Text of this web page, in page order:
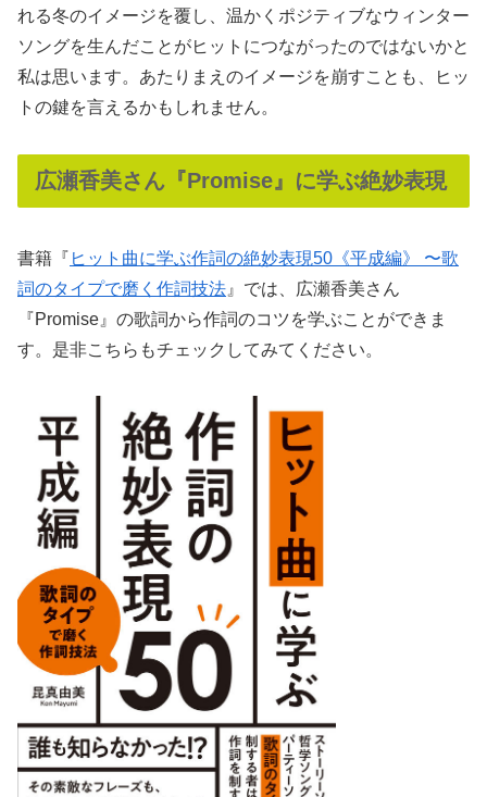
れる冬のイメージを覆し、温かくポジティブなウィンター
ソングを生んだことがヒットにつながったのではないかと
私は思います。あたりまえのイメージを崩すことも、ヒッ
トの鍵を言えるかもしれません。
広瀬香美さん『Promise』に学ぶ絶妙表現
書籍『 ヒット曲に学ぶ作詞の絶妙表現50《平成編》 〜歌
詞のタイプで磨く作詞技法 』では、広瀬香美さん
『Promise』の歌詞から作詞のコツを学ぶことができま
す。是非こちらもチェックしてみてください。